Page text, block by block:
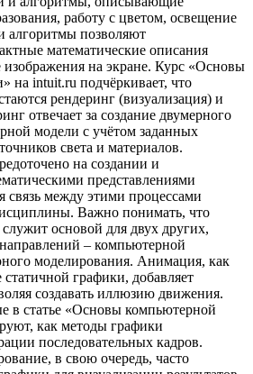
работу с цветом, освещение
алгоритмы позволяют
математические описания
изображения на экране. Курс «Основы
на intuit.ru подчёркивает, что
рендеринг (визуализация) и
отвечает за создание двумерного
модели с учётом заданных
света и материалов.
на создании и
представлениями
связь между этими процессами
Важно понимать, что
основой для двух других,
– компьютерной
моделирования. Анимация, как
статичной графики, добавляет
создавать иллюзию движения.
статье «Основы компьютерной
как методы графики
последовательных кадров.
в свою очередь, часто